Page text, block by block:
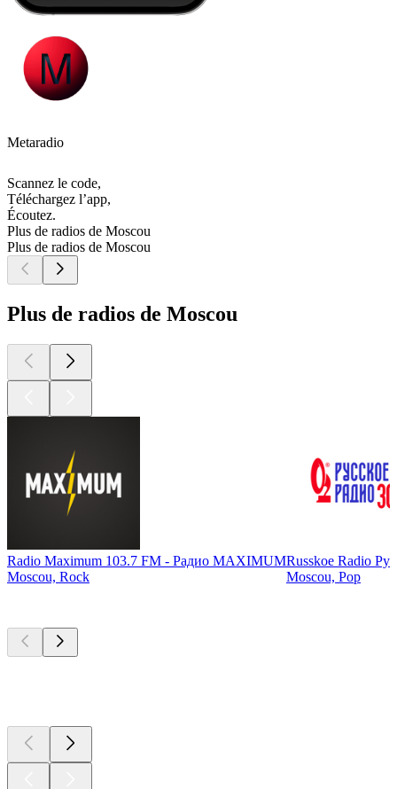
Metaradio
Scannez le code,
Téléchargez l’app,
Écoutez.
Plus de radios de Moscou
Plus de radios de Moscou
Plus de radios de Moscou
Radio Maximum 103.7 FM - Радио MAXIMUM
Moscou, Rock
Russkoe Radio
Moscou, Pop